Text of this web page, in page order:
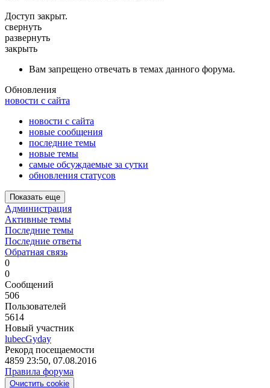
Доступ закрыт.
свернуть
развернуть
закрыть
Вам запрещено отвечать в темах данного форума.
Обновления
новости с сайта
новости с сайта
новые сообщения
последние темы
новые темы
самые обсуждаемые за сутки
обновления статусов
Показать еще
Администрация
Активные темы
Последние темы
Последние ответы
Обратная связь
0
0
Сообщений
506
Пользователей
5614
Новый участник
lubecGyday
Рекорд посещаемости
4859 23:50, 07.08.2016
Правила форума
Очиcтить cookie